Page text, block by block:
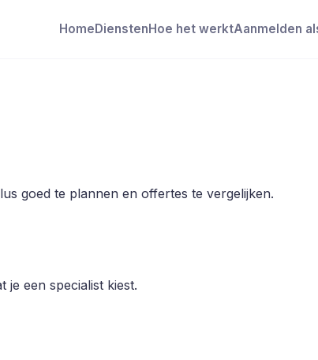
Home Diensten Hoe het werktAanmelden
goed te plannen en offertes te vergelijken.
je een specialist kiest.